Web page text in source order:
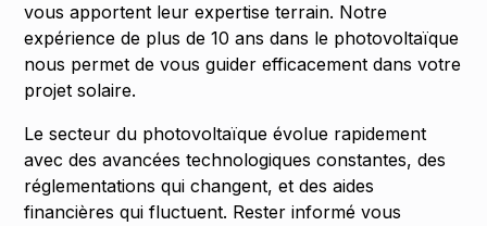
vous apportent leur expertise terrain. Notre
expérience de plus de 10 ans dans le photovoltaïque
nous permet de vous guider efficacement dans votre
projet solaire.
Le secteur du photovoltaïque évolue rapidement
avec des avancées technologiques constantes, des
réglementations qui changent, et des aides
financières qui fluctuent. Rester informé vous